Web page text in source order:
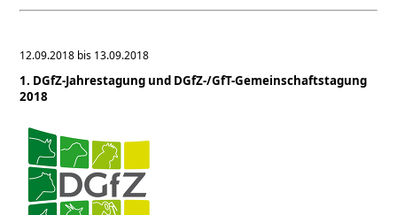
12.09.2018 bis 13.09.2018
1. DGfZ-Jahrestagung und DGfZ-/GfT-Gemeinschaftstagung
2018